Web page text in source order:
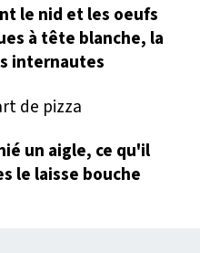
le nid et les oeufs
à tête blanche, la
internautes
un aigle, ce qu'il
le laisse bouche